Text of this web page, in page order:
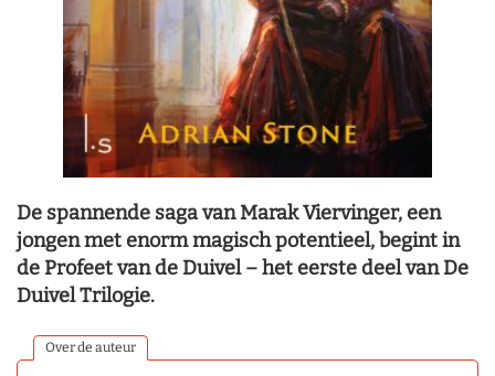
De spannende saga van Marak Viervinger, een
jongen met enorm magisch potentieel, begint in
de Profeet van de Duivel – het eerste deel van De
Duivel Trilogie.
Over de auteur